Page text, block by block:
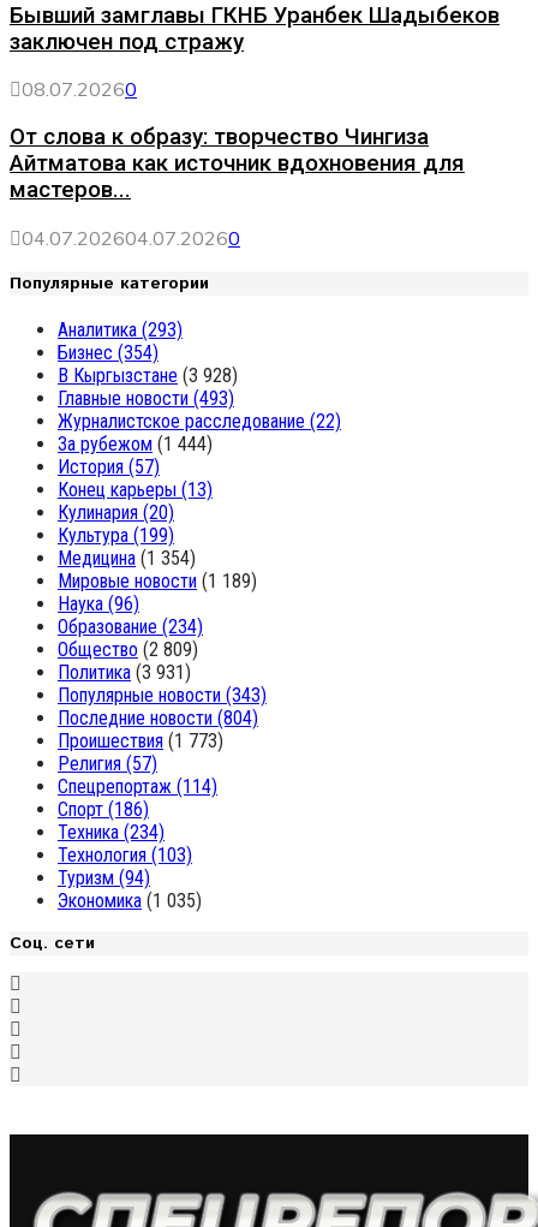
Бывший замглавы ГКНБ Уранбек Шадыбеков
заключен под стражу
08.07.20260
От слова к образу: творчество Чингиза
Айтматова как источник вдохновения для
мастеров...
04.07.202604.07.20260
Популярные категории
Аналитика (293)
Бизнес (354)
В Кыргызстане (3 928)
Главные новости (493)
Журналистское расследование (22)
За рубежом (1 444)
История (57)
Конец карьеры (13)
Кулинария (20)
Культура (199)
Медицина (1 354)
Мировые новости (1 189)
Наука (96)
Образование (234)
Общество (2 809)
Политика (3 931)
Популярные новости (343)
Последние новости (804)
Проишествия (1 773)
Религия (57)
Спецрепортаж (114)
Спорт (186)
Техника (234)
Технология (103)
Туризм (94)
Экономика (1 035)
Соц. сети